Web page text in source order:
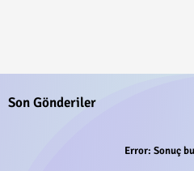
Son Gönderiler
Error: Sonuç